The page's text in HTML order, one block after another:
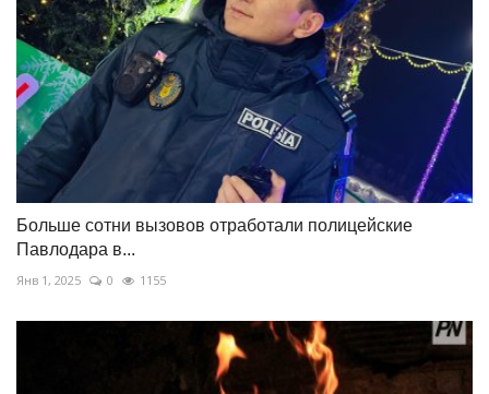
Больше сотни вызовов отработали полицейские
Павлодара в...
Янв 1, 2025 0 1155